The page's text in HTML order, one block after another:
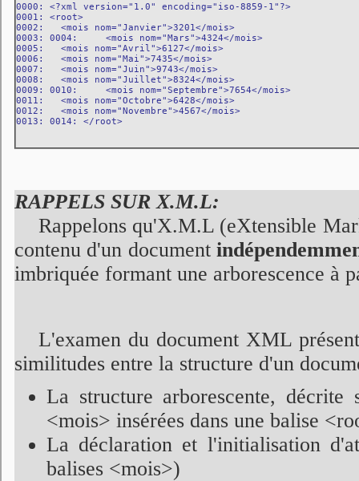
0000: <?xml version="1.0" encoding="iso-8859-1"?>
0001: <root>
0002: 	<mois nom="Janvier">3201</mois>
0003: 0004: 	<mois nom="Mars">4324</mois>
0005: 	<mois nom="Avril">6127</mois>
0006: 	<mois nom="Mai">7435</mois>
0007: 	<mois nom="Juin">9743</mois>
0008: 	<mois nom="Juillet">8324</mois>
0009: 0010: 	<mois nom="Septembre">7654</mois>
0011: 	<mois nom="Octobre">6428</mois>
0012: 	<mois nom="Novembre">4567</mois>
0013: 0014: </root>
RAPPELS SUR X.M.L:
Rappelons qu'X.M.L (eXtensible
contenu d'un document
imbriquée formant une arborescence à
L'examen du document XML
similitudes entre la structure d'un
La structure arborescente,
<mois> insérées dans une balise
La déclaration et l'initialisation
balises <mois>)